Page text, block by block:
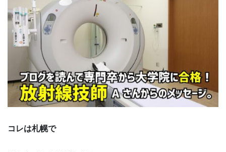
コレは札幌で